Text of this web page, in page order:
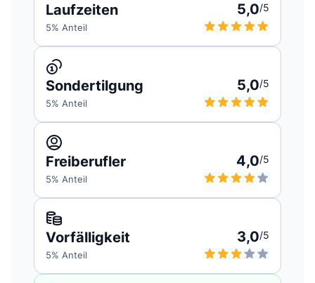
Laufzeiten 5,0/5
5% Anteil
Sondertilgung 5,0/5
5% Anteil
Freiberufler 4,0/5
5% Anteil
Vorfälligkeit 3,0/5
5% Anteil